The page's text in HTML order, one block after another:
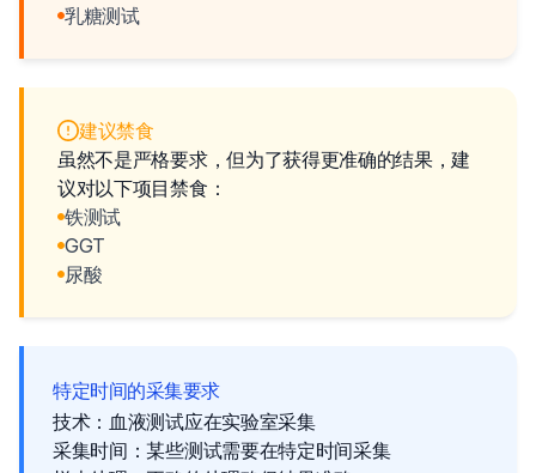
乳糖测试
建议禁食
虽然不是严格要求，但为了获得更准确的结果，建
议对以下项目禁食：
铁测试
GGT
尿酸
特定时间的采集要求
技术：血液测试应在实验室采集
采集时间：某些测试需要在特定时间采集